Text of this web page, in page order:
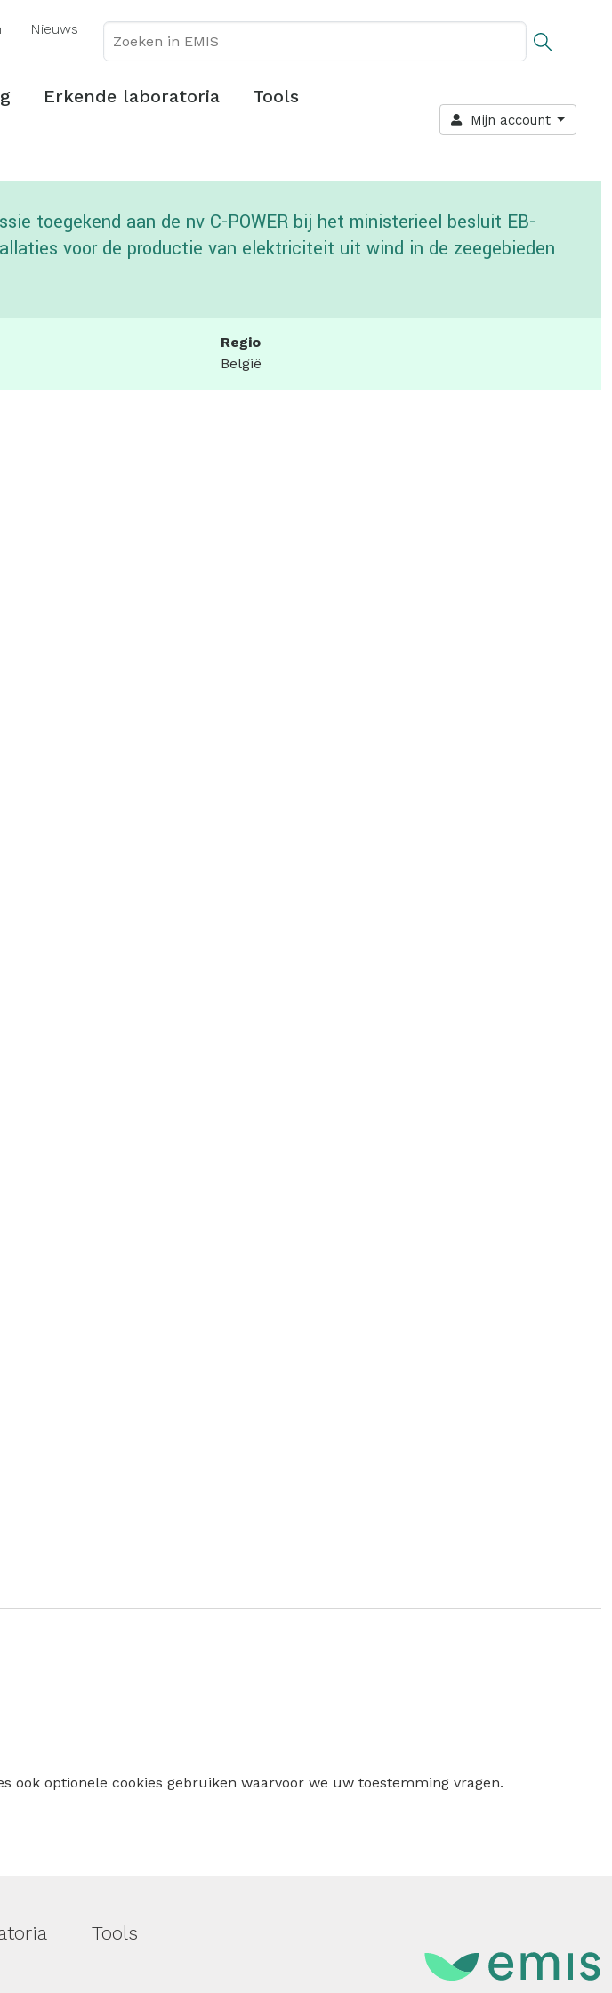
inhoud
Nieuws
Erkende laboratoria Tools
Mijn account
toegekend aan de nv C-POWER bij het ministerieel besluit EB-
voor de productie van elektriciteit uit wind in de zeegebieden
Regio
België
optionele cookies gebruiken waarvoor we uw toestemming vragen.
Tools